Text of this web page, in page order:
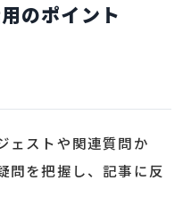
のポイント
ェストや関連質問か
問を把握し、記事に反